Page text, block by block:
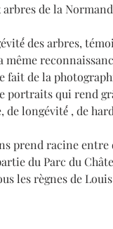
de la
des arbres,
même
fait de la
portraits qui rend
de longévité́ , de
prend racine entre
du Parc du
les règnes de